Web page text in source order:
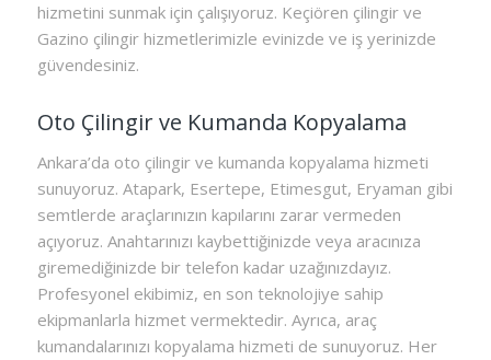
hizmetini sunmak için çalışıyoruz. Keçiören çilingir ve
Gazino çilingir hizmetlerimizle evinizde ve iş yerinizde
güvendesiniz.
Oto Çilingir ve Kumanda Kopyalama
Ankara’da oto çilingir ve kumanda kopyalama hizmeti
sunuyoruz. Atapark, Esertepe, Etimesgut, Eryaman gibi
semtlerde araçlarınızın kapılarını zarar vermeden
açıyoruz. Anahtarınızı kaybettiğinizde veya aracınıza
giremediğinizde bir telefon kadar uzağınızdayız.
Profesyonel ekibimiz, en son teknolojiye sahip
ekipmanlarla hizmet vermektedir. Ayrıca, araç
kumandalarınızı kopyalama hizmeti de sunuyoruz. Her